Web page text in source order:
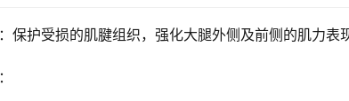
保护受损的肌腱组织，强化大腿外侧及前侧的肌力表